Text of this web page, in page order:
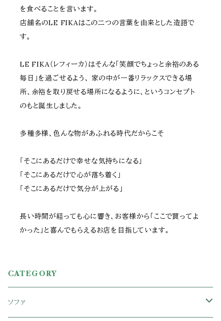
を食べることを言います。
店舗名のLE FIKAはこの二つの言葉を由来とした造語で
す。
LE FIKA（レフィーカ）はそんな「笑顔でちょっと余裕のある
毎日」を過ごせるよう、 家の中が一番リラックスできる場
所、余裕を取り戻せる場所になるように、というコンセプト
のもと誕生しました。
多種多様、色んな物があふれる時代だからこそ
「そこにあるだけで幸せな気持ちになる」
「そこにあるだけで心が落ち着く」
「そこにあるだけで気分が上がる」
長い時間が経っても心に響き、お客様から「ここで買ってよ
かった」と喜んでもらえるお店を目指しています。
CATEGORY
ソファ